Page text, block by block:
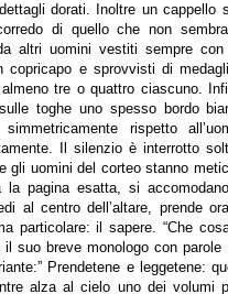
dorati. Inoltre un cappello
di quello che non
altri uomini vestiti sempre
copricapo e sprovvisti di
tre o quattro ciascuno.
toghe uno spesso bordo
rispetto
Il silenzio è interrotto
gli uomini del corteo stanno
la pagina esatta, si
al centro dell’altare, prende
particolare: il sapere. “Che
il suo breve monologo con
Prendetene e leggetene:
alza al cielo uno dei volumi